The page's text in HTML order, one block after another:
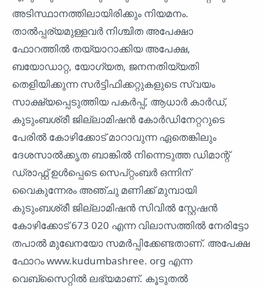
അടിസ്ഥാനത്തിലായിരിക്കും നിയമനം.
താൽപ്പര്യമുള്ളവർ നിശ്ചിത അപേക്ഷാ
ഫോറത്തിൽ തയ്യാറാക്കിയ അപേക്ഷ,
ബയോഡാറ്റ, യോഗ്യത, ജനനതിയ്യതി
തെളിയിക്കുന്ന സർട്ടിഫിക്കറ്റുകളുടെ സ്വയം
സാക്ഷ്യപ്പെടുത്തിയ പകർപ്പ്, ആധാർ കാർഡ്,
കുടുംബശ്രീ ജില്ലാമിഷൻ കോർഡിനേറ്ററുടെ
പേരിൽ കോഴിക്കോട് മാറാവുന്ന ഏതെങ്കിലും
ദേശസാൽക്കൃത ബാങ്കിൽ നിന്നെടുത്ത ഡിമാന്റ്
ഡ്രാഫ്റ്റ് ഉൾപ്പെടെ സെപ്റ്റംബർ ഒന്നിന്
വൈകുന്നേരം അഞ്ചു മണിക്ക് മുമ്പായി
കുടുംബശ്രീ ജില്ലാമിഷൻ സിവിൽ സ്റ്റേഷൻ
കോഴിക്കോട് 673 020 എന്ന വിലാസത്തിൽ നേരിട്ടോ
തപാൽ മുഖേനയോ സമർപ്പിക്കേണ്ടതാണ്. അപേക്ഷ
ഫോറം www.kudumbashree. org എന്ന
വെബ്സൈറ്റിൽ ലഭ്യമാണ്. കൂടുതൽ